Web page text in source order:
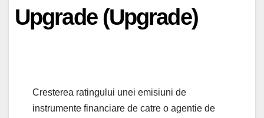
Upgrade (Upgrade)
Cresterea ratingului unei emisiuni de
instrumente financiare de catre o agentie de